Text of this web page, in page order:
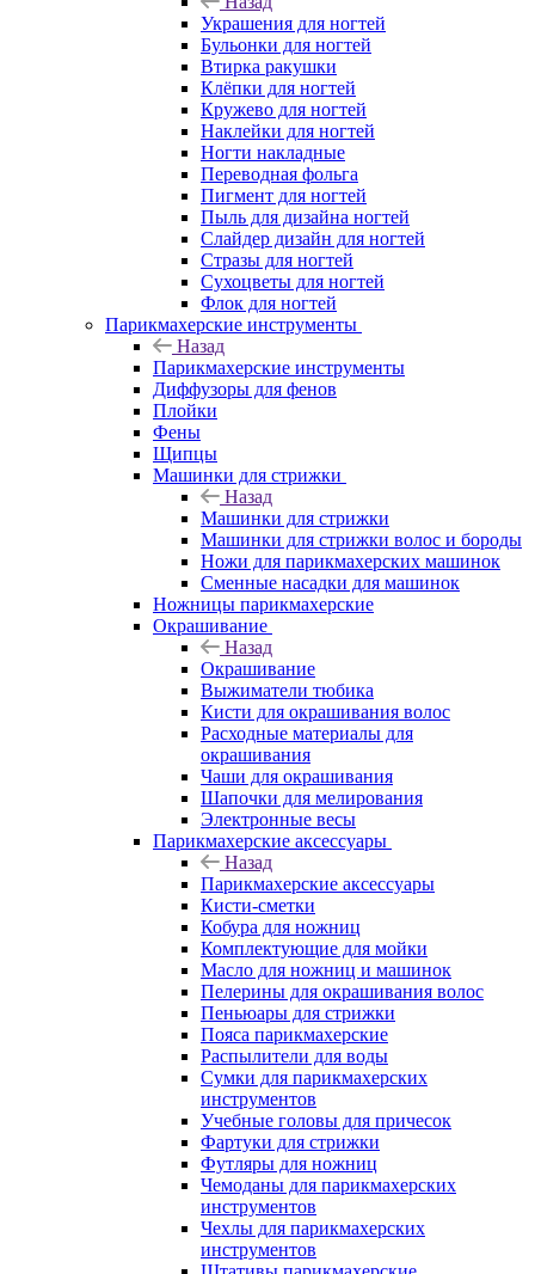
Украшения для ногтей
Бульонки для ногтей
Втирка ракушки
Клёпки для ногтей
Кружево для ногтей
Наклейки для ногтей
Ногти накладные
Переводная фольга
Пигмент для ногтей
Пыль для дизайна ногтей
Слайдер дизайн для ногтей
Стразы для ногтей
Сухоцветы для ногтей
Флок для ногтей
Парикмахерские инструменты
Назад
Парикмахерские инструменты
Диффузоры для фенов
Плойки
Фены
Щипцы
Машинки для стрижки
Назад
Машинки для стрижки
Машинки для стрижки волос и бороды
Ножи для парикмахерских машинок
Сменные насадки для машинок
Ножницы парикмахерские
Окрашивание
Назад
Окрашивание
Выжиматели тюбика
Кисти для окрашивания волос
Расходные материалы для
окрашивания
Чаши для окрашивания
Шапочки для мелирования
Электронные весы
Парикмахерские аксессуары
Назад
Парикмахерские аксессуары
Кисти-сметки
Кобура для ножниц
Комплектующие для мойки
Масло для ножниц и машинок
Пелерины для окрашивания волос
Пеньюары для стрижки
Пояса парикмахерские
Распылители для воды
Сумки для парикмахерских
инструментов
Учебные головы для причесок
Фартуки для стрижки
Футляры для ножниц
Чемоданы для парикмахерских
инструментов
Чехлы для парикмахерских
инструментов